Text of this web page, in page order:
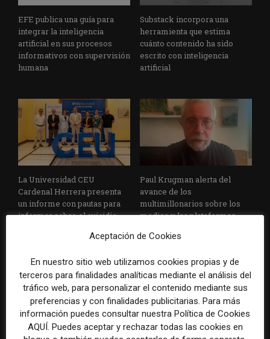
EFE publica una guía para
integrar la inteligencia
artificial en sus procesos
informativos con supervisión
humana
Substack incorpora una
herramienta que estima
cuánto contenido ha sido
escrito con inteligencia
artificial
La Universidad CEU
Cardenal Herrera presenta
un informe con pautas para
informar sobre el suicidio
Paul Krugman alerta del
avance de los
multimillonarios sobre los
medios y las plataformas
La Marea cierra 2025 con
El Premio Gabo 2026
Aceptación de Cookies
En nuestro sitio web utilizamos cookies propias y de
terceros para finalidades analíticas mediante el análisis del
tráfico web, para personalizar el contenido mediante sus
preferencias y con finalidades publicitarias. Para más
información puedes consultar nuestra Política de Cookies
AQUÍ. Puedes aceptar y rechazar todas las cookies en